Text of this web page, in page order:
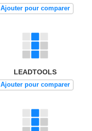
Ajouter pour comparer
LEADTOOLS
Ajouter pour comparer